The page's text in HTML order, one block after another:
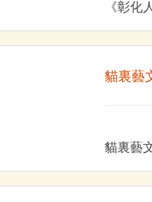
《彰化
貓裏藝
貓裏藝